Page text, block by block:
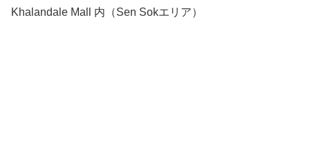
Khalandale Mall 内（Sen Sokエリア）